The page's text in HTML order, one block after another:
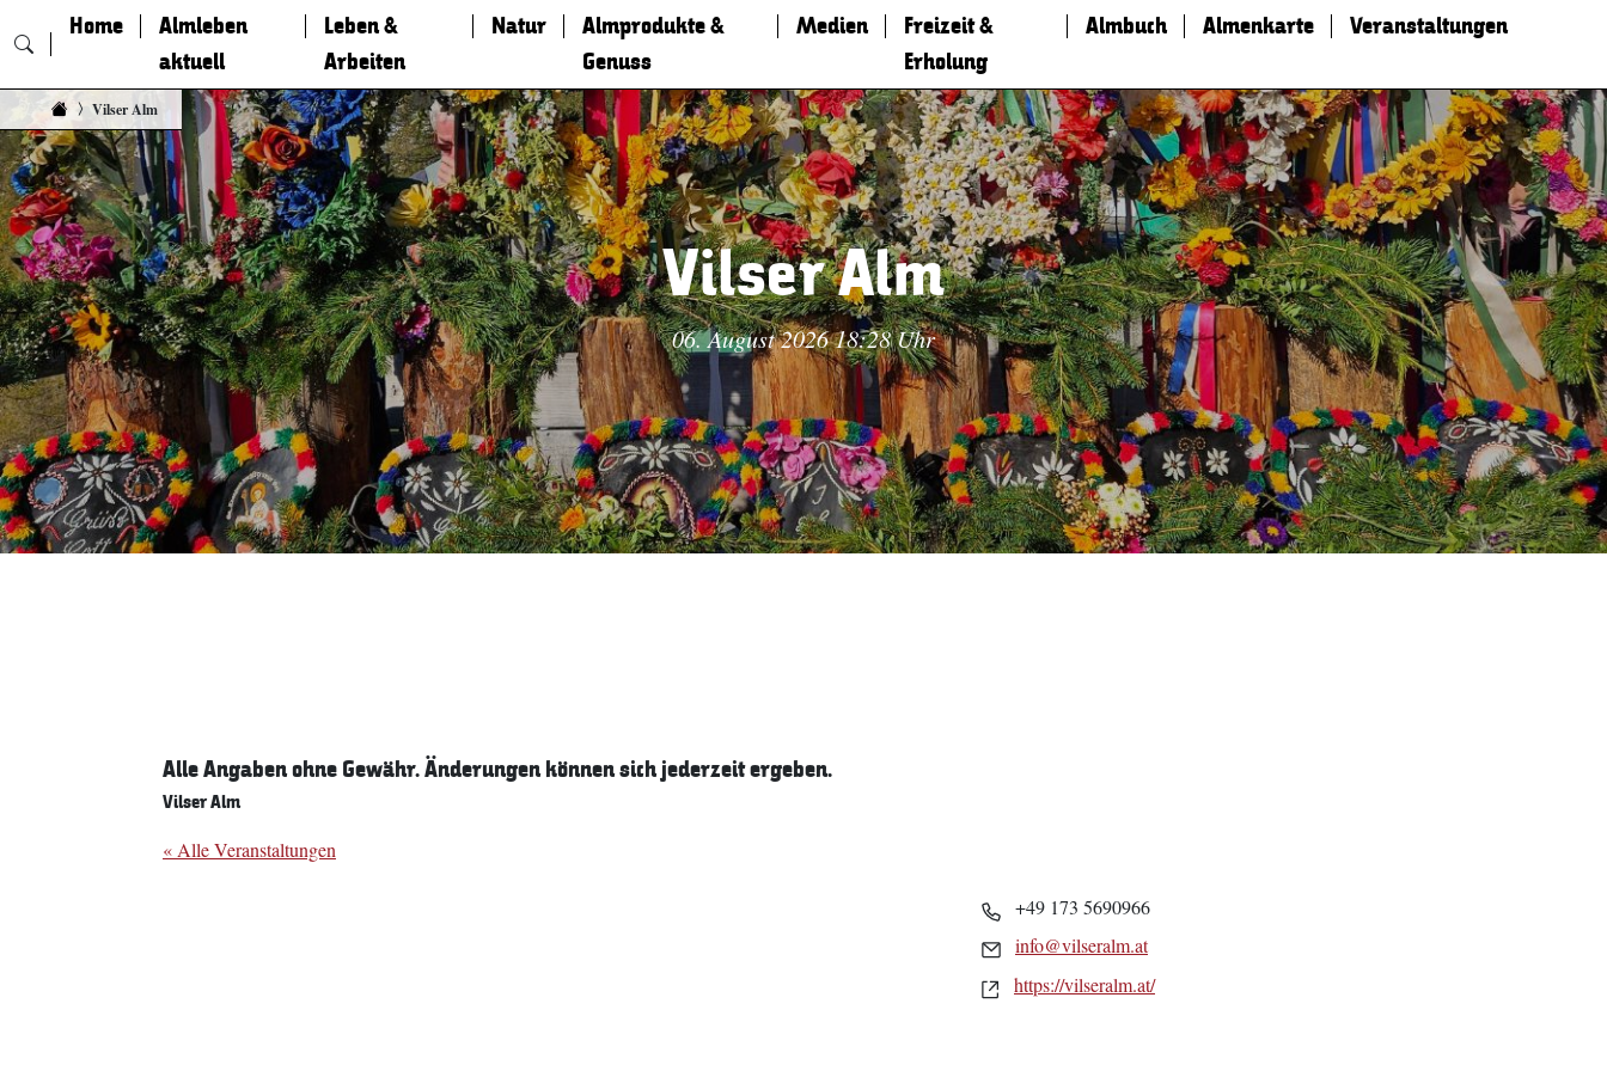
Zum Inhalt springen
Home
Almleben
aktuell
Leben &
Arbeiten
Natur
Almprodukte &
Genuss
Medien
Freizeit &
Erholung
Almbuch Almenkarte Veranstaltungen
Vilser Alm
Vilser Alm
06. August 2026 18:28 Uhr
Alle Angaben ohne Gewähr. Änderungen können sich jederzeit ergeben.
Vilser Alm
« Alle Veranstaltungen
Telefon
+49 173 5690966
Email
info@vilseralm.at
Webseite
https://vilseralm.at/